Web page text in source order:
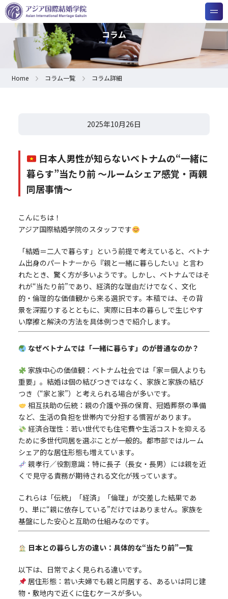
コラム
Home コラム一覧 コラム詳細
2025年10月26日
日本人男性が知らないベトナムの“一緒に
暮らす”当たり前 〜ルームシェア感覚・両親
同居事情〜
こんにちは！
アジア国際結婚学院のスタッフです
「結婚＝二人で暮らす」という前提で考えていると、ベトナ
ム出身のパートナーから『親と一緒に暮らしたい』と言わ
れたとき、驚く方が多いようです。しかし、ベトナムではそ
れが“当たり前”であり、経済的な理由だけでなく、文化
的・倫理的な価値観から来る選択です。本稿では、その背
景を深掘りするとともに、実際に日本の暮らしで生じやす
い摩擦と解決の方法を具体例つきで紹介します。
なぜベトナムでは「一緒に暮らす」のが普通なのか？
家族中心の価値観：ベトナム社会では「家＝個人よりも
重要」。結婚は個の結びつきではなく、家族と家族の結び
つき（“家と家”）と考えられる場合が多いです。
相互扶助の伝統：親の介護や孫の保育、冠婚葬祭の準備
など、生活の負担を世帯内で分担する慣習があります。
経済合理性：若い世代でも住宅費や生活コストを抑える
ために多世代同居を選ぶことが一般的。都市部ではルーム
シェア的な居住形態も増えています。
親孝行／役割意識：特に長子（長女・長男）には親を近
くで見守る責務が期待される文化が残っています。
これらは「伝統」「経済」「倫理」が交差した結果であ
り、単に“親に依存している”だけではありません。家族を
基盤にした安心と互助の仕組みなのです。
日本との暮らし方の違い：具体的な“当たり前”一覧
以下は、日常でよく見られる違いです。
居住形態：若い夫婦でも親と同居する、あるいは同じ建
物・敷地内で近くに住むケースが多い。